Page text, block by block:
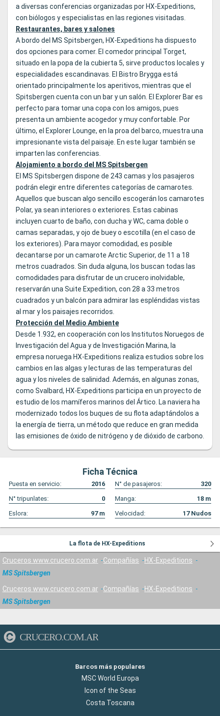
a diversas conferencias organizadas por HX-Expeditions,
con biólogos y especialistas en las regiones visitadas.
Restaurantes, bares y salones
A bordo del MS Spitsbergen, HX-Expeditions ha dispuesto
dos opciones para comer. El comedor principal Torget,
situado en la popa de la cubierta 5, sirve productos locales y
especialidades escandinavas. El Bistro Brygga está
orientado principalmente los aperitivos, mientras que el
Spitsbergen cuenta con un bar y un salón. El Explorer Bar es
perfecto para tomar una copa con los amigos, pues
presenta un ambiente acogedor y muy confortable. Por
último, el Explorer Lounge, en la proa del barco, muestra una
impresionante vista del paisaje. En este lugar también se
imparten las conferencias.
Alojamiento a bordo del MS Spitsbergen
El MS Spitsbergen dispone de 243 camas y los pasajeros
podrán elegir entre diferentes categorías de camarotes.
Aquellos que buscan algo sencillo escogerán los camarotes
Polar, ya sean interiores o exteriores. Estas cabinas
incluyen cuarto de baño, con ducha y WC, cama doble o
camas separadas, y ojo de buey o escotilla (en el caso de
los exteriores). Para mayor comodidad, es posible
decantarse por un camarote Arctic Superior, de 11 a 18
metros cuadrados. Sin duda alguna, los buscan todas las
comodidades para disfrutar de un crucero inolvidable,
reservarán una Suite Expedition, con 28 a 33 metros
cuadrados y un balcón para admirar las espléndidas vistas
al mar y los paisajes recorridos.
Protección del Medio Ambiente
Desde 1.932, en cooperación con los Institutos Noruegos de
Investigación del Agua y de Investigación Marina, la
empresa noruega HX-Expeditions realiza estudios sobre los
cambios en las algas y lecturas de las temperaturas del
agua y los niveles de salinidad. Además, en algunas zonas,
como Svalbard, HX-Expeditions participa en un proyecto de
estudio de los mamíferos marinos del Ártico. La naviera ha
modernizado todos los buques de su flota adaptándolos a
la energía de tierra, un método que reduce en gran medida
las emisiones de óxido de nitrógeno y de dióxido de carbono.
Ficha Técnica
Puesta en servicio: 2016 N° de pasajeros:
320
N° tripunlates:
0 Manga: 18 m
Eslora:
97m Velocidad: 17 Nudos
La flota de HX-Expeditions
Cruceros www.crucero.com.ar Compañías
HX-Expeditions
MS Spitsbergen
Cruceros www.crucero.com.ar Compañías
HX-Expeditions
MS Spitsbergen
CRUCERO.COM.AR
Barcos más populares
MSC World Europa
Icon of the Seas
Costa Toscana